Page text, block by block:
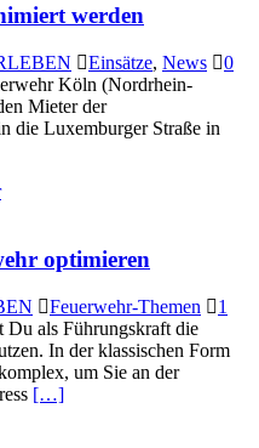
werden
Einsätze, News
0
Köln (Nordrhein-
Mieter der
die Luxemburger Straße in
optimieren
Feuerwehr-Themen
1
Du als Führungskraft die
In der klassischen Form
um Sie an der
[…]